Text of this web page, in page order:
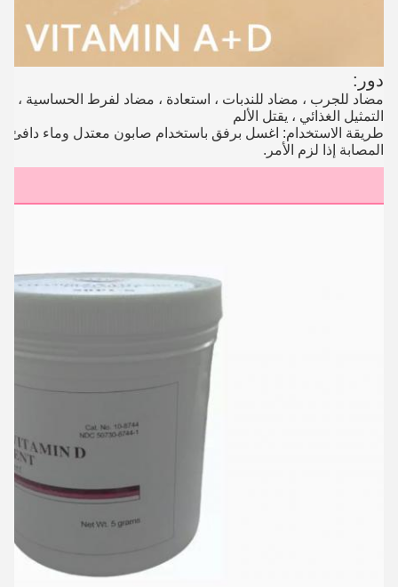
دور:
مضاد للجرب ، مضاد للندبات ، استعادة ، مضاد لفرط الحساسية ،
التمثيل الغذائي ، يقتل الألم
طريقة الاستخدام: اغسل برفق باستخدام صابون معتدل وماء
المصابة إذا لزم الأمر.